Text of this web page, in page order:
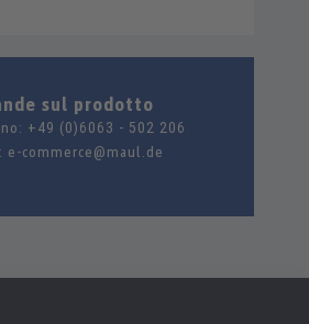
sul prodotto
+49 (0)6063 - 502 206
e-commerce@maul.de